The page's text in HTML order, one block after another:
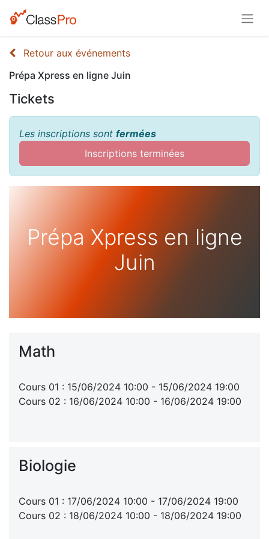
Retour aux événements
Prépa Xpress en ligne Juin
Tickets
Les inscriptions sont fermées
Inscriptions terminées
Prépa Xpress en ligne
Juin
Math
Cours 01 : 15/06/2024 10:00 - 15/06/2024 19:00
Cours 02 : 16/06/2024 10:00 - 16/06/2024 19:00
Biologie
Cours 01 : 17/06/2024 10:00 - 17/06/2024 19:00
Cours 02 : 18/06/2024 10:00 - 18/06/2024 19:00